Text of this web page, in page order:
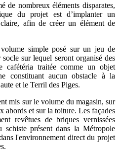
de nombreux éléments disparates,
du projet est d’implanter un
afin de créer un élément de
simple posé sur un jeu de
sur lequel seront organisé des
cafétéria traitée comme un objet
constituant aucun obstacle à la
et le Terril des Piges.
mis sur le volume du magasin, sur
abords et sur la toiture. Les façades
revêtues de briques vernissées
schiste présent dans la Métropole
l'environnement direct du projet